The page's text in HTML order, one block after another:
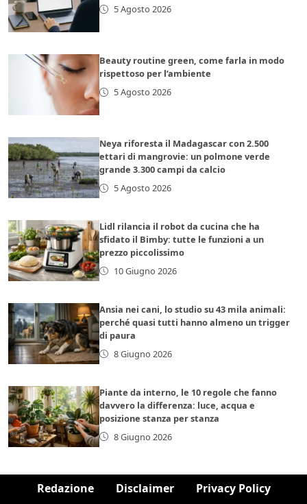
5 Agosto 2026
Beauty routine green, come farla in modo
rispettoso per l’ambiente
5 Agosto 2026
Neya riforesta il Madagascar con 2.500
ettari di mangrovie: un polmone verde
grande 3.300 campi da calcio
5 Agosto 2026
Lidl rilancia il robot da cucina che ha
sfidato il Bimby: tutte le funzioni a un
prezzo piccolissimo
10 Giugno 2026
Ansia nei cani, lo studio su 43 mila animali:
perché quasi tutti hanno almeno un trigger
di paura
8 Giugno 2026
Piante da interno, le 10 regole che fanno
davvero la differenza: luce, acqua e
posizione stanza per stanza
8 Giugno 2026
Redazione Disclaimer Privacy Policy